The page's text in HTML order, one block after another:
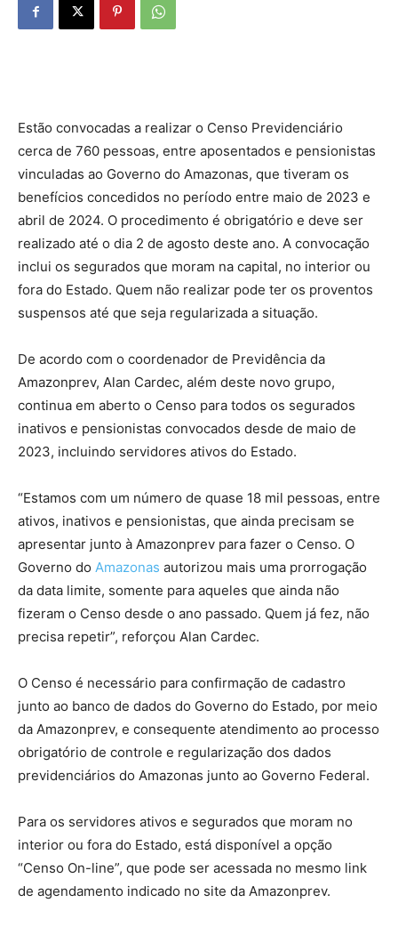
Estão convocadas a realizar o Censo Previdenciário
cerca de 760 pessoas, entre aposentados e pensionistas
vinculadas ao Governo do Amazonas, que tiveram os
benefícios concedidos no período entre maio de 2023 e
abril de 2024. O procedimento é obrigatório e deve ser
realizado até o dia 2 de agosto deste ano. A convocação
inclui os segurados que moram na capital, no interior ou
fora do Estado. Quem não realizar pode ter os proventos
suspensos até que seja regularizada a situação.
De acordo com o coordenador de Previdência da
Amazonprev, Alan Cardec, além deste novo grupo,
continua em aberto o Censo para todos os segurados
inativos e pensionistas convocados desde de maio de
2023, incluindo servidores ativos do Estado.
“Estamos com um número de quase 18 mil pessoas, entre
ativos, inativos e pensionistas, que ainda precisam se
apresentar junto à Amazonprev para fazer o Censo. O
Governo do Amazonas autorizou mais uma prorrogação
da data limite, somente para aqueles que ainda não
fizeram o Censo desde o ano passado. Quem já fez, não
precisa repetir”, reforçou Alan Cardec.
O Censo é necessário para confirmação de cadastro
junto ao banco de dados do Governo do Estado, por meio
da Amazonprev, e consequente atendimento ao processo
obrigatório de controle e regularização dos dados
previdenciários do Amazonas junto ao Governo Federal.
Para os servidores ativos e segurados que moram no
interior ou fora do Estado, está disponível a opção
“Censo On-line”, que pode ser acessada no mesmo link
de agendamento indicado no site da Amazonprev.